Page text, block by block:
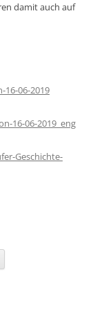
damit auch auf
16-06-2019
16-06-2019_eng
Geschichte-